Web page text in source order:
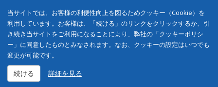
当サイトでは、お客様の利便性向上を図るためクッキー（Cookie）を
利用しています。お客様は、「続ける」のリンクをクリックするか、引
き続き当サイトをご利用になることにより、弊社の「クッキーポリシ
ー」に同意したものとみなされます。なお、クッキーの設定はいつでも
変更が可能です。
続ける 詳細を見る